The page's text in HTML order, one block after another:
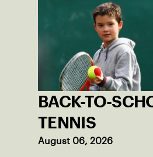
BACK-TO-
TENNIS
August 06, 2026